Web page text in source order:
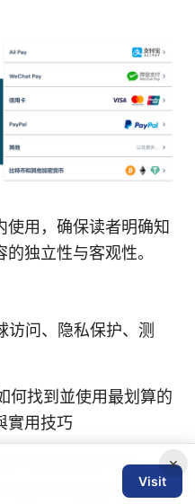
使用，确保读者明确知
独立性与客观性。
访问、隐私保护、测
找到並使用最划算的
實用技巧
ProtonVPN from
Step-by-Step Guide
×
Visit